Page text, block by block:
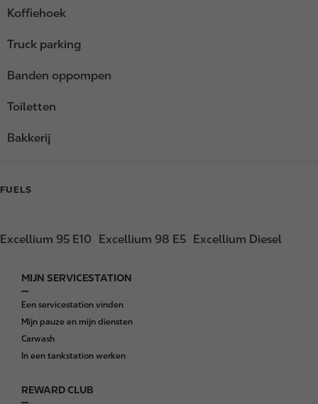
Koffiehoek
Truck parking
Banden oppompen
Toiletten
Bakkerij
FUELS
Excellium 95 E10 Excellium 98 E5 Excellium Diesel
F
o
o
t
e
MIJN SERVICESTATION
Een servicestation vinden
Mijn pauze en mijn diensten
Carwash
In een tankstation werken
REWARD CLUB